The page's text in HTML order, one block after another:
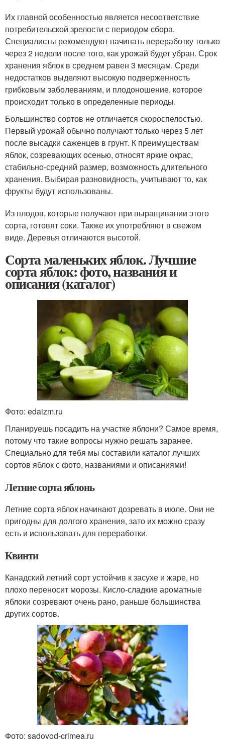
Их главной особенностью является несоответствие
потребительской зрелости с периодом сбора.
Специалисты рекомендуют начинать переработку только
через 2 недели после того, как урожай будет убран. Срок
хранения яблок в среднем равен 3 месяцам. Среди
недостатков выделяют высокую подверженность
грибковым заболеваниям, и плодоношение, которое
происходит только в определенные периоды.
Большинство сортов не отличается скороспелостью.
Первый урожай обычно получают только через 5 лет
после высадки саженцев в грунт. К преимуществам
яблок, созревающих осенью, относят яркие окрас,
стабильно-средний размер, возможность длительного
хранения. Выбирая разновидность, учитывают то, как
фрукты будут использованы.
Из плодов, которые получают при выращивании этого
сорта, готовят соки. Также их употребляют в свежем
виде. Деревья отличаются высотой.
Сорта маленьких яблок. Лучшие
сорта яблок: фото, названия и
описания (каталог)
Фото: edaizm.ru
Планируешь посадить на участке яблони? Самое время,
потому что такие вопросы нужно решать заранее.
Специально для тебя мы составили каталог лучших
сортов яблок с фото, названиями и описаниями!
Летние сорта яблонь
Летние сорта яблок начинают дозревать в июле. Они не
пригодны для долгого хранения, зато их можно сразу
есть и использовать для переработки.
Квинти
Канадский летний сорт устойчив к засухе и жаре, но
плохо переносит морозы. Кисло-сладкие ароматные
яблоки созревают очень рано, раньше большинства
других сортов.
Фото: sadovod-crimea.ru